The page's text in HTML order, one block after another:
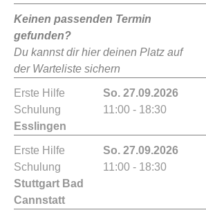
Keinen passenden Termin
gefunden?
Du kannst dir hier deinen Platz auf
der Warteliste sichern
Erste Hilfe
Schulung
Esslingen
So. 27.09.2026
11:00 - 18:30
Erste Hilfe
Schulung
Stuttgart Bad
Cannstatt
So. 27.09.2026
11:00 - 18:30